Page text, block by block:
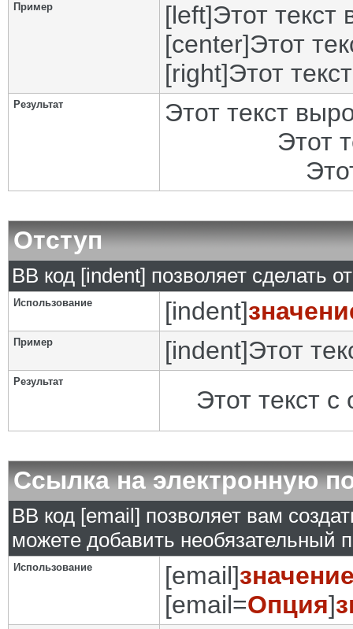
Пример
[left]Этот
[center]Этот
[right]Этот
Результат
Этот текст
Этот
Отступ
BB код [indent] позволяет сделать
Использование [indent]
Пример [indent]Этот
Результат
Этот текст с
Ссылка на электронную
BB код [email] позволяет вам
можете добавить необязательный
Использование [email]
[email=Опция]